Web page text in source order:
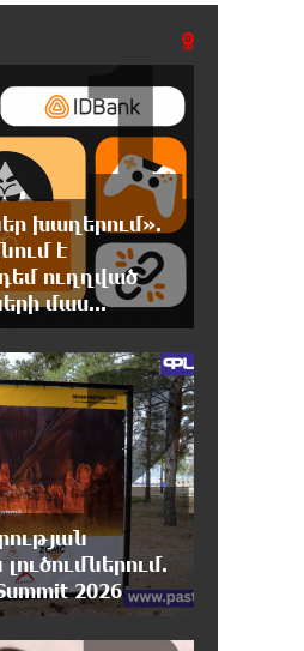
և Իսրայելի
քննարկել են
իրավիճակը+
վարչական
փտած
պլանավորում են
նեղուցի
Մուրադյանն ու
հաղթահարել
մարզում․
խաղերում».
է
ուղղված
մաս...
1
2026
2